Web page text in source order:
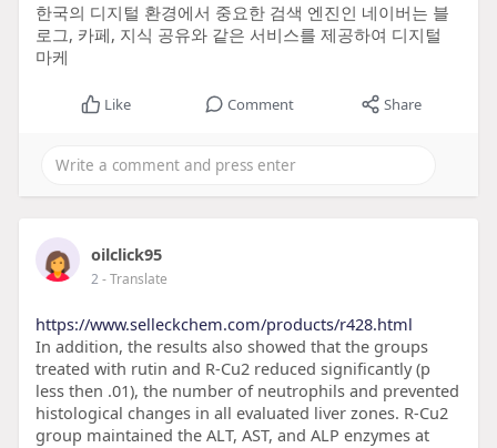
한국의 디지털 환경에서 중요한 검색 엔진인 네이버는 블
로그, 카페, 지식 공유와 같은 서비스를 제공하여 디지털
마케
Like Comment Share
oilclick95
2- Translate
https://www.selleckchem.com/products/r428.html
In addition, the results also showed that the groups
treated with rutin and R-Cu2 reduced significantly (p
less then .01), the number of neutrophils and prevented
histological changes in all evaluated liver zones. R-Cu2
group maintained the ALT, AST, and ALP enzymes at